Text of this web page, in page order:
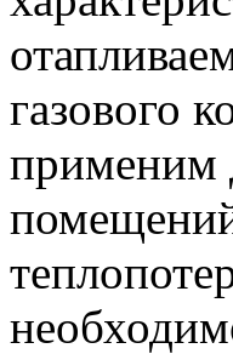
газового
применим